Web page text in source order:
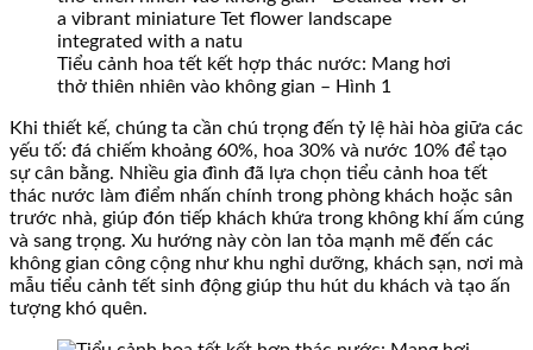
Tiểu cảnh hoa tết kết hợp thác nước: Mang hơi
thở thiên nhiên vào không gian – Hình 1
Khi thiết kế, chúng ta cần chú trọng đến tỷ lệ hài hòa giữa các
yếu tố: đá chiếm khoảng 60%, hoa 30% và nước 10% để tạo
sự cân bằng. Nhiều gia đình đã lựa chọn tiểu cảnh hoa tết
thác nước làm điểm nhấn chính trong phòng khách hoặc sân
trước nhà, giúp đón tiếp khách khứa trong không khí ấm cúng
và sang trọng. Xu hướng này còn lan tỏa mạnh mẽ đến các
không gian công cộng như khu nghỉ dưỡng, khách sạn, nơi mà
mẫu tiểu cảnh tết sinh động giúp thu hút du khách và tạo ấn
tượng khó quên.